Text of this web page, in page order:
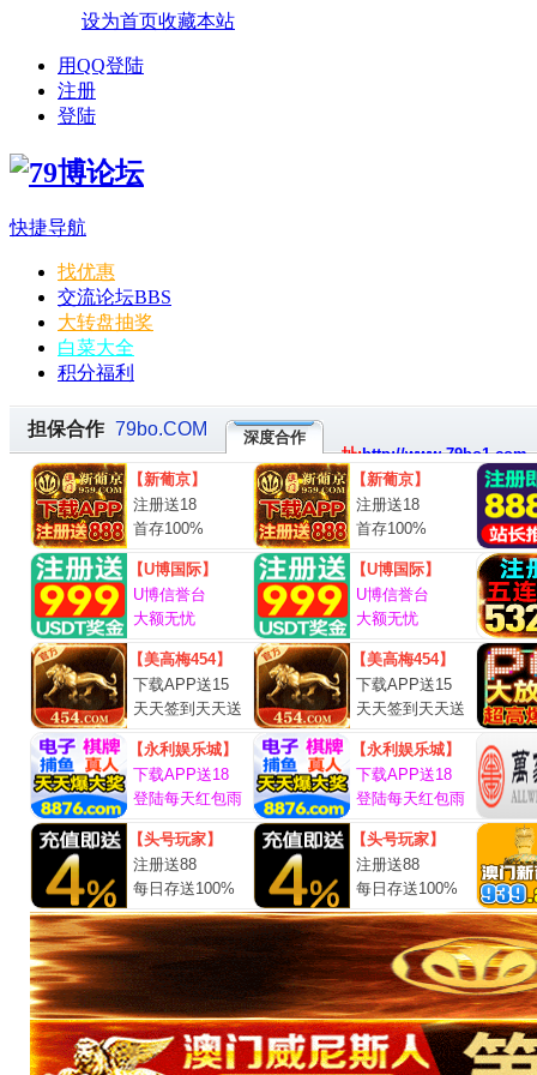
设为首页收藏本站
用QQ登陆
注册
登陆
快捷导航
找优惠
交流论坛BBS
大转盘抽奖
白菜大全
积分福利